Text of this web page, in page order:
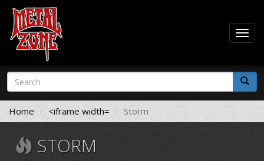
Skip
main
content
Search
form
Search
Home <iframe width= Storm
STORM